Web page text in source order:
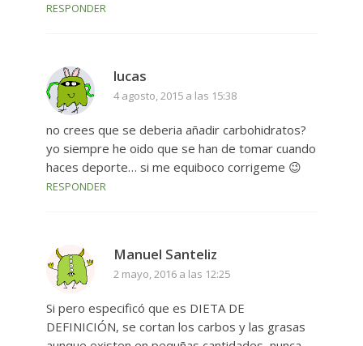
RESPONDER
lucas
4 agosto, 2015 a las 15:38
no crees que se deberia añadir carbohidratos?
yo siempre he oido que se han de tomar cuando
haces deporte… si me equiboco corrigeme 😉
RESPONDER
Manuel Santeliz
2 mayo, 2016 a las 12:25
Si pero especificó que es DIETA DE
DEFINICIÓN, se cortan los carbos y las grasas